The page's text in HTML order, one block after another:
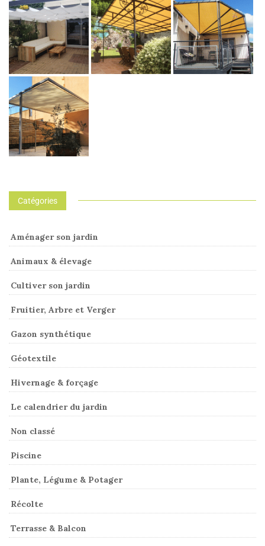
Catégories
Aménager son jardin
Animaux & élevage
Cultiver son jardin
Fruitier, Arbre et Verger
Gazon synthétique
Géotextile
Hivernage & forçage
Le calendrier du jardin
Non classé
Piscine
Plante, Légume & Potager
Récolte
Terrasse & Balcon